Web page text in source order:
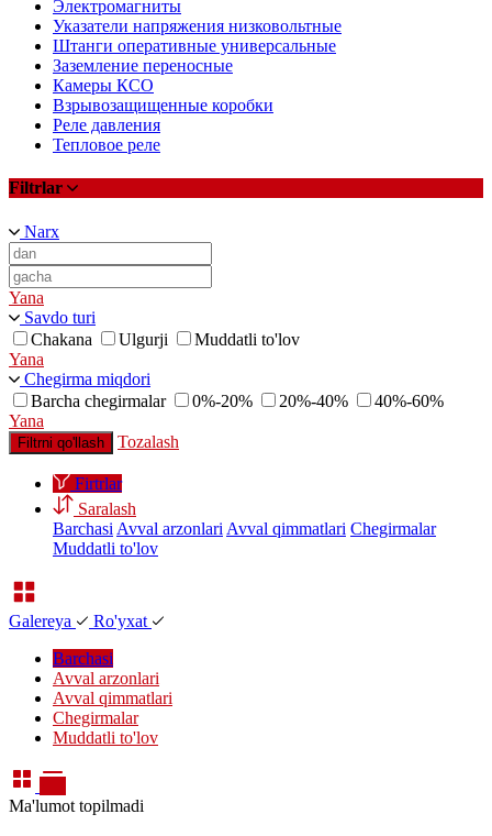
Электромагниты
Указатели напряжения низковольтные
Штанги оперативные универсальные
Заземление переносные
Камеры КСО
Взрывозащищенные коробки
Реле давления
Тепловое реле
Filtrlar
Narx
Yana
Savdo turi
Chakana
Ulgurji
Muddatli to'lov
Yana
Chegirma miqdori
Barcha chegirmalar
0%-20% 20%-40%
40%-60%
Yana
Filtrni qo'llash Tozalash
Firtrlar
Saralash
Barchasi Avval arzonlari Avval qimmatlari Chegirmalar
Muddatli to'lov
Galereya
Ro'yxat
Barchasi
Avval arzonlari
Avval qimmatlari
Chegirmalar
Muddatli to'lov
Ma'lumot topilmadi